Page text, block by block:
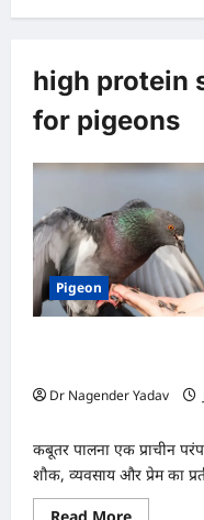
high protein
for pigeons
Pigeon
Dr Nagender Yadav
कबूतर पालना एक प्राचीन
शौक, व्यवसाय और प्रेम का
Read